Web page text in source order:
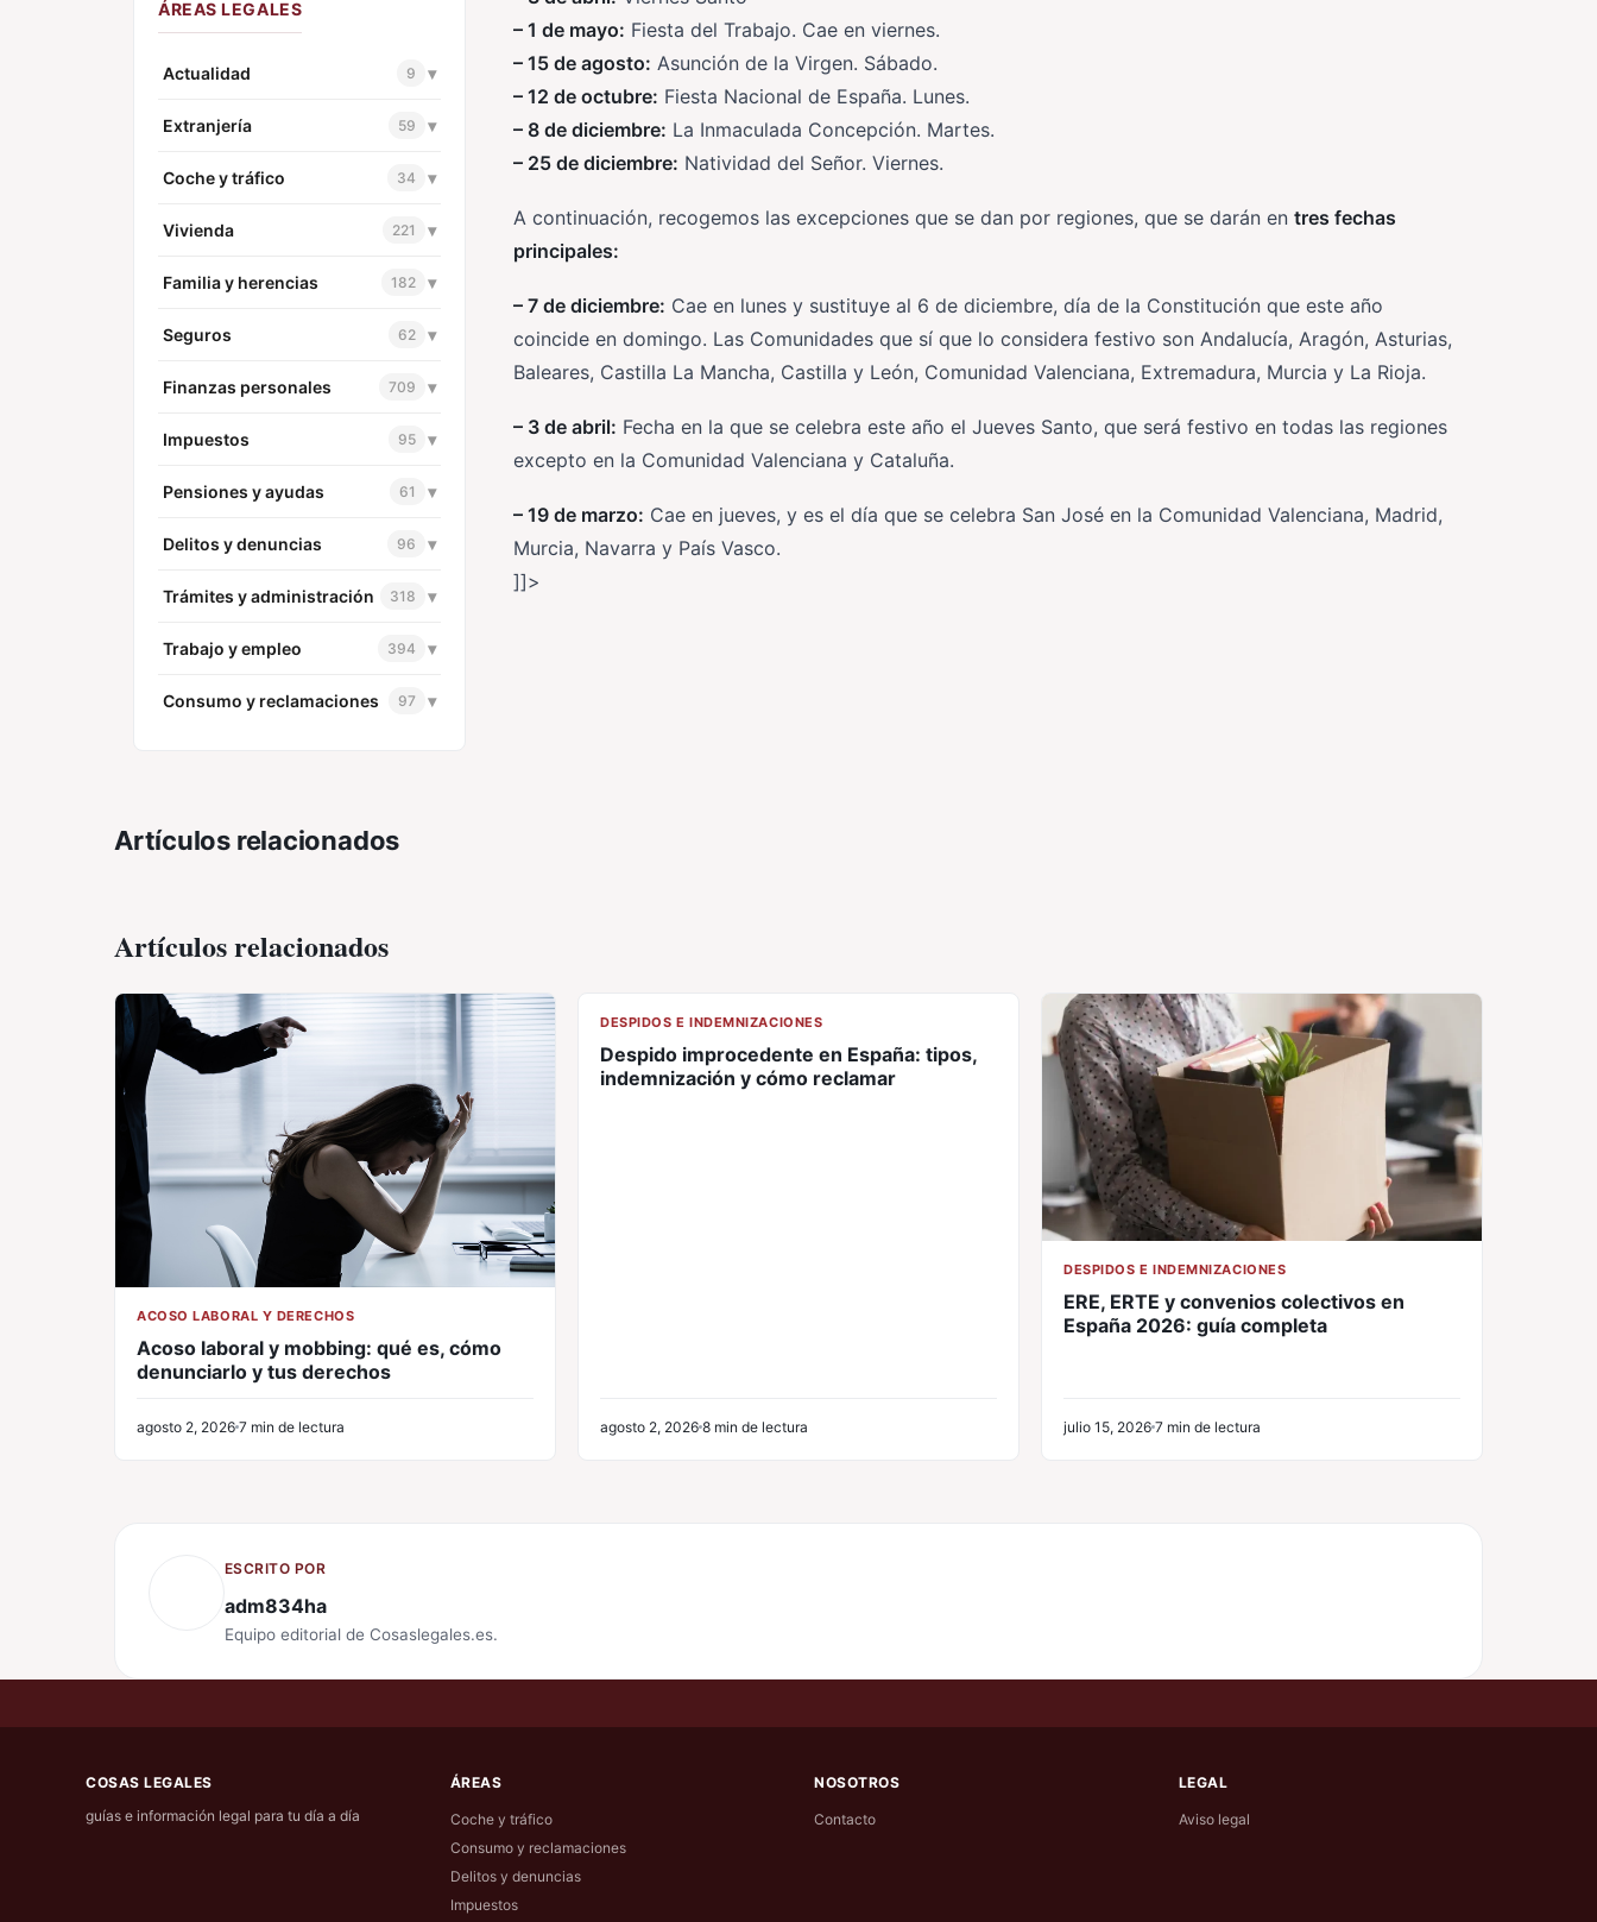
ÁREAS LEGALES
Actualidad 9 ▾
Extranjería 59 ▾
Coche y tráfico 34 ▾
Vivienda 221 ▾
Familia y herencias 182 ▾
Seguros 62 ▾
Finanzas personales 709 ▾
Impuestos 95 ▾
Pensiones y ayudas 61 ▾
Delitos y denuncias 96 ▾
Trámites y administración 318 ▾
Trabajo y empleo 394 ▾
Consumo y reclamaciones 97 ▾
– 1 de mayo: Fiesta del Trabajo. Cae en viernes.
– 15 de agosto: Asunción de la Virgen. Sábado.
– 12 de octubre: Fiesta Nacional de España. Lunes.
– 8 de diciembre: La Inmaculada Concepción. Martes.
– 25 de diciembre: Natividad del Señor. Viernes.
A continuación, recogemos las excepciones que se dan por regiones, que se darán en tres fechas
principales:
– 7 de diciembre: Cae en lunes y sustituye al 6 de diciembre, día de la Constitución que este año
coincide en domingo. Las Comunidades que sí que lo considera festivo son Andalucía, Aragón, Asturias,
Baleares, Castilla La Mancha, Castilla y León, Comunidad Valenciana, Extremadura, Murcia y La Rioja.
– 3 de abril: Fecha en la que se celebra este año el Jueves Santo, que será festivo en todas las regiones
excepto en la Comunidad Valenciana y Cataluña.
– 19 de marzo: Cae en jueves, y es el día que se celebra San José en la Comunidad Valenciana, Madrid,
Murcia, Navarra y País Vasco.
]]>
Artículos relacionados
Artículos relacionados
ACOSO LABORAL Y DERECHOS
Acoso laboral y mobbing: qué es, cómo
denunciarlo y tus derechos
agosto 2, 2026 7 min de lectura
DESPIDOS E INDEMNIZACIONES
Despido improcedente en España: tipos,
indemnización y cómo reclamar
agosto 2, 2026 8 min de lectura
DESPIDOS E INDEMNIZACIONES
ERE, ERTE y convenios colectivos en
España 2026: guía completa
julio 15, 2026 7 min de lectura
ESCRITO POR
adm834ha
Equipo editorial de Cosaslegales.es.
COSAS LEGALES
guías e información legal para tu día a día
ÁREAS
Coche y tráfico
Consumo y reclamaciones
Delitos y denuncias
Impuestos
NOSOTROS
Contacto
LEGAL
Aviso legal